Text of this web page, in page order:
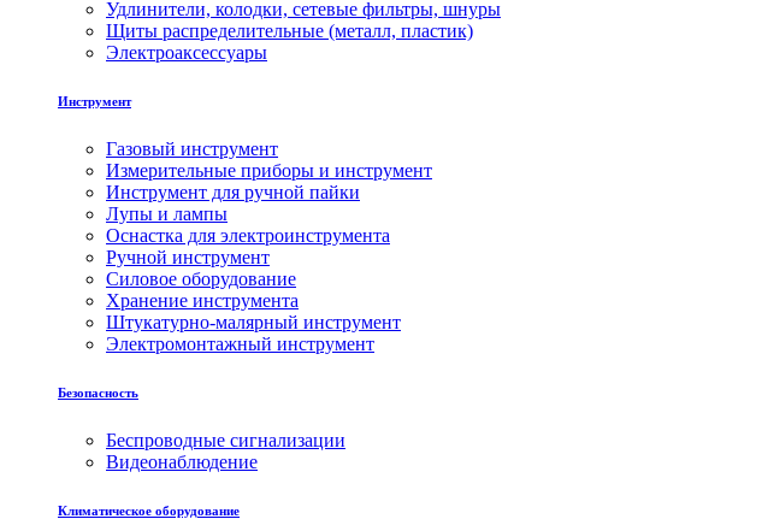
Удлинители, колодки, сетевые фильтры, шнуры
Щиты распределительные (металл, пластик)
Электроаксессуары
Инструмент
Газовый инструмент
Измерительные приборы и инструмент
Инструмент для ручной пайки
Лупы и лампы
Оснастка для электроинструмента
Ручной инструмент
Силовое оборудование
Хранение инструмента
Штукатурно-малярный инструмент
Электромонтажный инструмент
Безопасность
Беспроводные сигнализации
Видеонаблюдение
Климатическое оборудование